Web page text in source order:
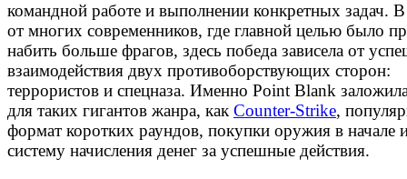
командной работе и выполнении конкретных задач.
от многих современников, где главной целью было
набить больше фрагов, здесь победа зависела от
взаимодействия двух противоборствующих сторон:
террористов и спецназа. Именно Point Blank
для таких гигантов жанра, как Counter-Strike,
формат коротких раундов, покупки оружия в начале
систему начисления денег за успешные действия.